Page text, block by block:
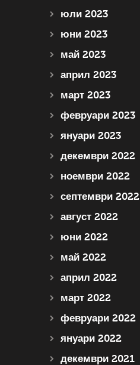
юли 2023
юни 2023
май 2023
април 2023
март 2023
февруари 2023
януари 2023
декември 2022
ноември 2022
септември 2022
август 2022
юни 2022
май 2022
април 2022
март 2022
февруари 2022
януари 2022
декември 2021